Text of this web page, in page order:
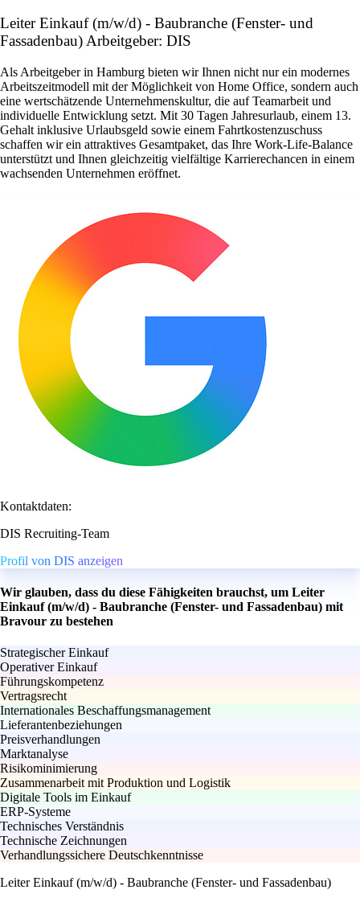
Leiter Einkauf (m/w/d) - Baubranche (Fenster- und
Fassadenbau) Arbeitgeber: DIS
Als Arbeitgeber in Hamburg bieten wir Ihnen nicht nur ein modernes
Arbeitszeitmodell mit der Möglichkeit von Home Office, sondern auch
eine wertschätzende Unternehmenskultur, die auf Teamarbeit und
individuelle Entwicklung setzt. Mit 30 Tagen Jahresurlaub, einem 13.
Gehalt inklusive Urlaubsgeld sowie einem Fahrtkostenzuschuss
schaffen wir ein attraktives Gesamtpaket, das Ihre Work-Life-Balance
unterstützt und Ihnen gleichzeitig vielfältige Karrierechancen in einem
wachsenden Unternehmen eröffnet.
Kontaktdaten:
DIS Recruiting-Team
Profil von DIS anzeigen
Wir glauben, dass du diese Fähigkeiten brauchst, um Leiter
Einkauf (m/w/d) - Baubranche (Fenster- und Fassadenbau) mit
Bravour zu bestehen
Strategischer Einkauf
Operativer Einkauf
Führungskompetenz
Vertragsrecht
Internationales Beschaffungsmanagement
Lieferantenbeziehungen
Preisverhandlungen
Marktanalyse
Risikominimierung
Zusammenarbeit mit Produktion und Logistik
Digitale Tools im Einkauf
ERP-Systeme
Technisches Verständnis
Technische Zeichnungen
Verhandlungssichere Deutschkenntnisse
Leiter Einkauf (m/w/d) - Baubranche (Fenster- und Fassadenbau)